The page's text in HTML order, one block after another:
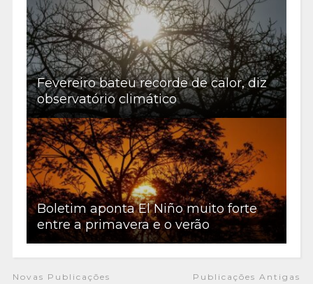
Fevereiro bateu recorde de calor, diz
observatório climático
Boletim aponta El Niño muito forte
entre a primavera e o verão
Novas Publicações Publicações Antigas